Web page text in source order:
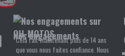
Nos engagements
Cela fait maintenant plus de 14 ans
que vous nous faites confiance. Nous